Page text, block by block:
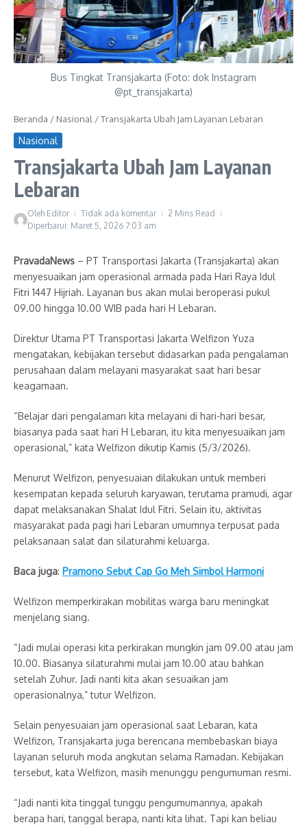
Bus Tingkat Transjakarta (Foto: dok Instagram
@pt_transjakarta)
Beranda / Nasional /Transjakarta Ubah Jam Layanan Lebaran
Nasional
Transjakarta Ubah Jam Layanan
Lebaran
Oleh Editor Tidak ada komentar
2 Mins Read
Diperbarui: Maret 5, 2026 7:03 am
PravadaNews – PT Transportasi Jakarta (Transjakarta) akan
menyesuaikan jam operasional armada pada Hari Raya Idul
Fitri 1447 Hijriah. Layanan bus akan mulai beroperasi pukul
09.00 hingga 10.00 WIB pada hari H Lebaran.
Direktur Utama PT Transportasi Jakarta Welfizon Yuza
mengatakan, kebijakan tersebut didasarkan pada pengalaman
perusahaan dalam melayani masyarakat saat hari besar
keagamaan.
“Belajar dari pengalaman kita melayani di hari-hari besar,
biasanya pada saat hari H Lebaran, itu kita menyesuaikan jam
operasional,” kata Welfizon dikutip Kamis (5/3/2026).
Menurut Welfizon, penyesuaian dilakukan untuk memberi
kesempatan kepada seluruh karyawan, terutama pramudi, agar
dapat melaksanakan Shalat Idul Fitri. Selain itu, aktivitas
masyarakat pada pagi hari Lebaran umumnya terpusat pada
pelaksanaan salat dan silaturahmi keluarga.
Baca juga: Pramono Sebut Cap Go Meh Simbol Harmoni
Welfizon memperkirakan mobilitas warga baru meningkat
menjelang siang.
“Jadi mulai operasi kita perkirakan mungkin jam 09.00 atau jam
10.00. Biasanya silaturahmi mulai jam 10.00 atau bahkan
setelah Zuhur. Jadi nanti kita akan sesuaikan jam
operasionalnya,” tutur Welfizon.
Selain penyesuaian jam operasional saat Lebaran, kata
Welfizon, Transjakarta juga berencana membebaskan biaya
layanan seluruh moda angkutan selama Ramadan. Kebijakan
tersebut, kata Welfizon, masih menunggu pengumuman resmi.
“Jadi nanti kita tinggal tunggu pengumumannya, apakah
berapa hari, tanggal berapa, nanti kita lihat. Tapi kan beliau